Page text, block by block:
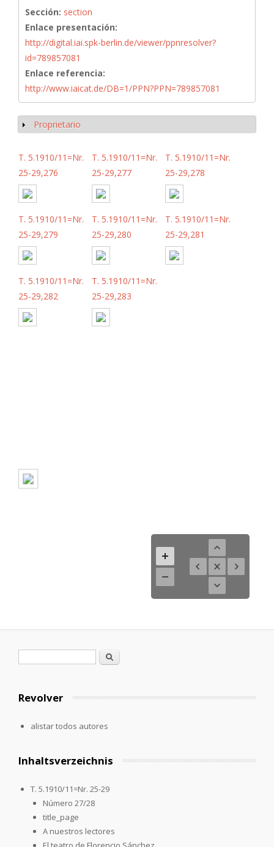
Sección: section
Enlace presentación:
http://digital.iai.spk-berlin.de/viewer/ppnresolver?
id=789857081
Enlace referencia:
http://www.iaicat.de/DB=1/PPN?PPN=789857081
Mostrar
Proprietario
T. 5.1910/11=Nr.
25-29,276
T. 5.1910/11=Nr.
25-29,277
T. 5.1910/11=Nr.
25-29,278
T. 5.1910/11=Nr.
25-29,279
T. 5.1910/11=Nr.
25-29,280
T. 5.1910/11=Nr.
25-29,281
T. 5.1910/11=Nr.
25-29,282
T. 5.1910/11=Nr.
25-29,283
Formulario de búsqueda
Buscar
Revolver
alistar todos autores
Inhaltsverzeichnis
T. 5.1910/11=Nr. 25-29
Número 27/28
title_page
A nuestros lectores